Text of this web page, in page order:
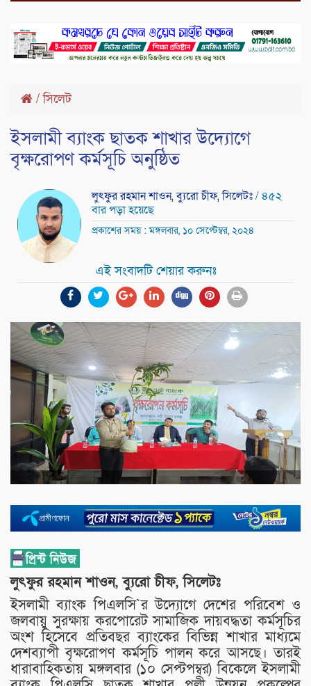
/সিলেট
ইসলামী ব্যাংক ছাতক শাখার উদ্যোগে
বৃক্ষরোপণ কর্মসূচি অনুষ্ঠিত
লুৎফুর রহমান শাওন, ব্যুরো চীফ, সিলেটঃ/ ৪৫২
বার পড়া হয়েছে
প্রকাশের সময় : মঙ্গলবার, ১০ সেপ্টেম্বর, ২০২৪
এই সংবাদটি শেয়ার করুনঃ
লুৎফুর রহমান শাওন, ব্যুরো চীফ, সিলেটঃ
ইসলামী ব্যাংক পিএলসি`র উদ্যোগে দেশের পরিবেশ ও
জলবায়ু সুরক্ষায় করপোরেট সামাজিক দায়বদ্ধতা কর্মসূচির
অংশ হিসেবে প্রতিবছর ব্যাংকের বিভিন্ন শাখার মাধ্যমে
দেশব্যাপী বৃক্ষরোপণ কর্মসূচি পালন করে আসছে। তারই
ধারাবাহিকতায় মঙ্গলবার (১০ সেপ্টপম্বর) বিকেলে ইসলামী